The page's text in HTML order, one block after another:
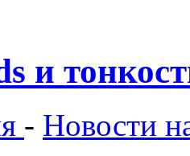
и
- Новости